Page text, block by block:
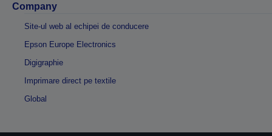
Company
Site-ul web al echipei de conducere
Epson Europe Electronics
Digigraphie
Imprimare direct pe textile
Global